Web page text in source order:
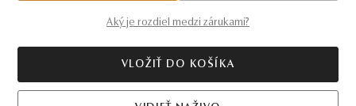
Aký je rozdiel medzi zárukami?
VLOŽIŤ DO KOŠÍKA